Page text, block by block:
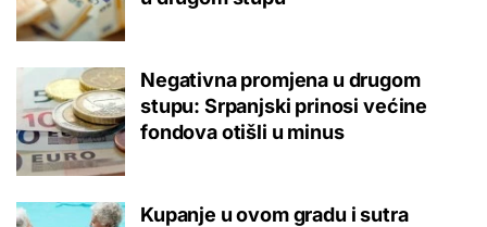
Negativna promjena u drugom
stupu: Srpanjski prinosi većine
fondova otišli u minus
Kupanje u ovom gradu i sutra